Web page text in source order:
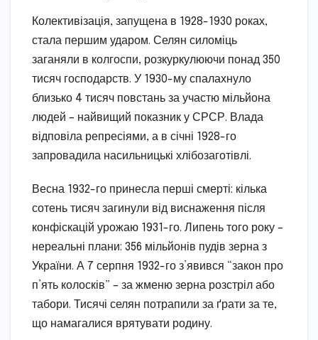
Колективізація, запущена в 1928-1930 роках,
стала першим ударом. Селян силоміць
заганяли в колгоспи, розкуркулюючи понад 350
тисяч господарств. У 1930-му спалахнуло
близько 4 тисяч повстань за участю мільйона
людей – найвищий показник у СРСР. Влада
відповіла репресіями, а в січні 1928-го
запровадила насильницькі хлібозаготівлі.
Весна 1932-го принесла перші смерті: кілька
сотень тисяч загинули від виснаження після
конфіскацій урожаю 1931-го. Липень того року –
нереальні плани: 356 мільйонів пудів зерна з
України. А 7 серпня 1932-го з’явився “закон про
п’ять колосків” – за жменю зерна розстріл або
табори. Тисячі селян потрапили за ґрати за те,
що намагалися врятувати родину.